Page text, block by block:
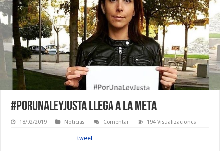
#porunaleyjusta llega a la meta
18/02/2019 Noticias Comentar 194 Visualizaciones
tweet